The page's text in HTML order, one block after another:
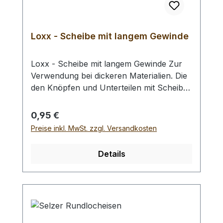
zu betrachten oder uns zu kontaktieren.
Loxx - Scheibe mit langem Gewinde
Loxx - Scheibe mit langem Gewinde Zur
Verwendung bei dickeren Materialien. Die
den Knöpfen und Unterteilen mit Scheibe
diese ersetzt werden. Sie erhalten somit
eine Gewindeverlängerung von ca. 1,1 mm
Achtung: - Zur Verwendung mit allen Loxx
Abmessungen:Gesamthöhe: 3,6
mmDurchmesser Fußplatte: 20
mmDurchmesser Gewinde: 9,6 mmLänge
es insbesondere durch die Verwendung
Regulärer Preis:
0,95 €
Preise inkl. MwSt. zzgl. Versandkosten
Details